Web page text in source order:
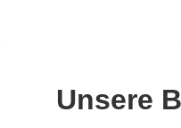
Unsere